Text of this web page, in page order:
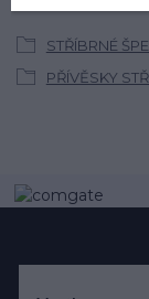
STŘÍBRNÉ
PŘÍVĚSKY